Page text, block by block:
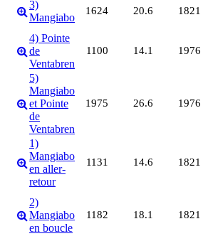
3)
Mangiabo
1624 20.6 1821
4) Pointe
de
Ventabren
1100 14.1 1976
5)
Mangiabo
et Pointe
de
Ventabren
1975 26.6 1976
1)
Mangiabo
en aller-
retour
1131 14.6 1821
2)
Mangiabo
en boucle
1182 18.1 1821